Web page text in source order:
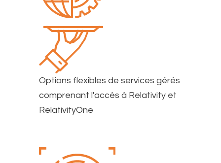
Options flexibles de services gérés
comprenant l'accès à Relativity et
RelativityOne